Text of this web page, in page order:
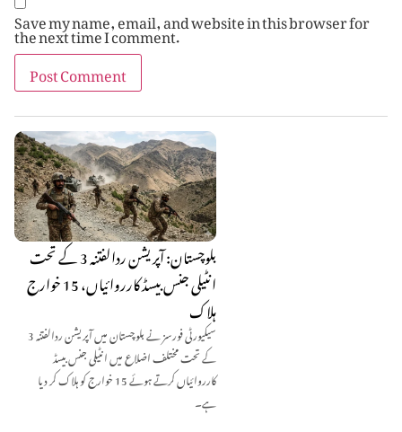
بلوچستان: آپریشن ردالفتنہ 3 کے تحت
انٹیلی جنس بیسڈ کارروائیاں، 15 خوارج
ہلاک
سیکیورٹی فورسز نے بلوچستان میں آپریشن ردالفتنہ 3
کے تحت مختلف اضلاع میں انٹیلی جنس بیسڈ
کارروائیاں کرتے ہوئے 15 خوارج کو ہلاک کر دیا
ہے۔
Save my name, email, and website in this browser for
the next time I comment.